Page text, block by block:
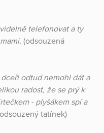
telefonovat a ty
(odsouzená
odtud nemohl dát a
radost, že se prý k
- plyšákem spí a
tatínek)